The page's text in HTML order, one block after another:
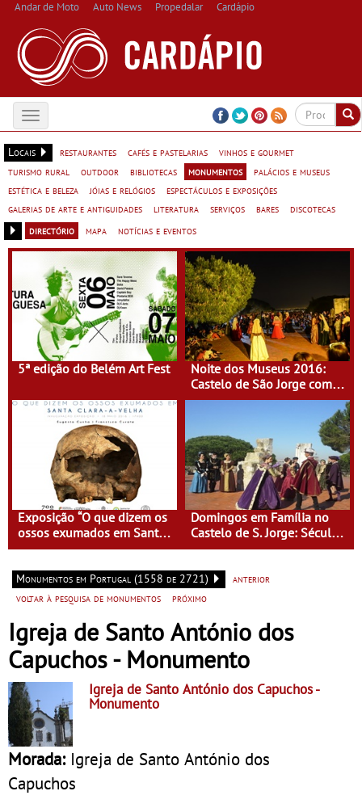
Andar de Moto Auto News Propedalar Cardápio
Toggle
navigation
Locais
restaurantes cafés e pastelarias
vinhos e gourmet
turismo rural
outdoor bibliotecas monumentos
palácios e museus
estética e beleza
jóias e relógios
espectáculos e exposições
galerias de arte e antiguidades
literatura serviços bares
discotecas
directório
mapa notícias e eventos
5ª edição do Belém Art Fest
Noite dos Museus 2016:
Castelo de São Jorge com
entrada gratuita
Exposição “O que dizem os
ossos exumados em Santa
Clara-a-Velha”
Domingos em Família no
Castelo de S. Jorge: Século
XVI - Tempo de Mulheres -
Monumentos em Portugal (1558 de 2721)
anterior
voltar à pesquisa de monumentos
próximo
Igreja de Santo António dos
Capuchos - Monumento
Igreja de Santo António dos Capuchos-
Monumento
Morada: Igreja de Santo António dos
Capuchos